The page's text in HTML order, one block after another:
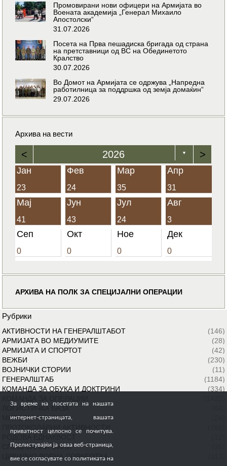
Промовирани нови офицери на Армијата во
Воената академија „Генерал Михаило
Апостолски“
31.07.2026
Посета на Прва пешадиска бригада од страна
на претставници од ВС на Обединетото
Кралство
30.07.2026
Во Домот на Армијата се одржува „Напредна
работилница за поддршка од земја домаќин“
29.07.2026
Архива на вести
< 2026 ▼ >
Јан
23
Фев
24
Мар
35
Апр
31
Мај
41
Јун
43
Јул
24
Авг
3
Сеп
0
Окт
0
Ное
0
Дек
0
АРХИВА НА ПОЛК ЗА СПЕЦИЈАЛНИ ОПЕРАЦИИ
Рубрики
АКТИВНОСТИ НА ГЕНЕРАЛШТАБОТ
(146)
АРМИЈАТА ВО МЕДИУМИТЕ
(28)
АРМИЈАТА И СПОРТОТ
(42)
ВЕЖБИ
(230)
ВОЈНИЧКИ СТОРИИ
(11)
ГЕНЕРАЛШТАБ
(1184)
КОМАНДА ЗА ОБУКА И ДОКТРИНИ
(334)
ЛОГИСТИЧКА БАЗА
МИРОВНИ МИСИИ
СПЕЦИЈАЛНИ СИЛИ
ЦИВИЛНО ВОЕНА СОРАБОТКА
За време на посетата на нашата
интернет-страницата, вашата
приватност целосно се почитува.
Прелистувајќи ја оваа веб-страница,
вие се согласувате со политиката на